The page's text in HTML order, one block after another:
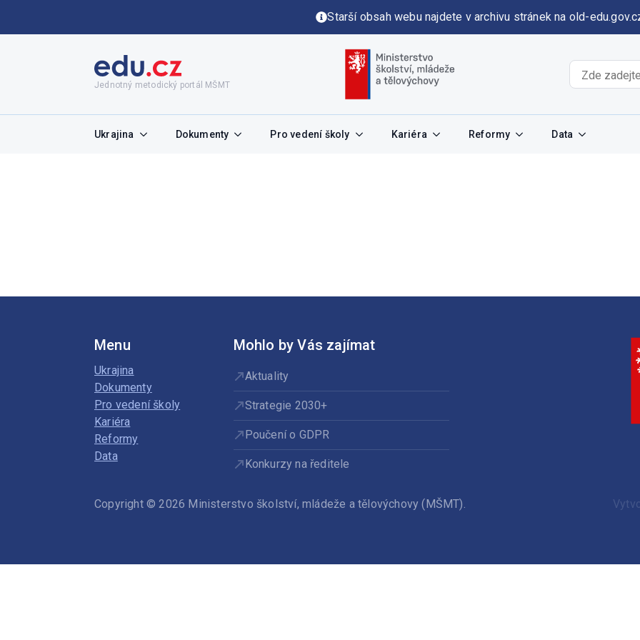
Starší obsah webu najdete v archivu stránek na old-
Jednotný metodický portál MŠMT
Ukrajina Dokumenty Pro vedení školy Kariéra Reformy Data
Menu
Ukrajina
Dokumenty
Pro vedení školy
Kariéra
Reformy
Data
Mohlo by Vás zajímat
Aktuality
Strategie 2030+
Poučení o GDPR
Konkurzy na ředitele
Copyright © 2026 Ministerstvo školství, mládeže a tělovýchovy (MŠMT).